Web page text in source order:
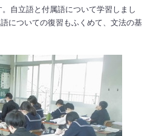
自立語と付属語について学習しまし
についての復習もふくめて、文法の基